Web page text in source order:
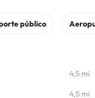
4,5 mi
4,5 mi